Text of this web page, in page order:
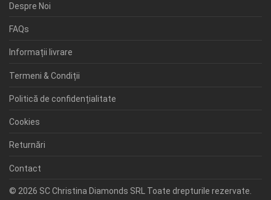
Despre Noi
FAQs
Informații livrare
Termeni & Condiții
Politică de confidențialitate
Cookies
Returnări
Contact
© 2026 SC Christina Diamonds SRL Toate drepturile rezervate.